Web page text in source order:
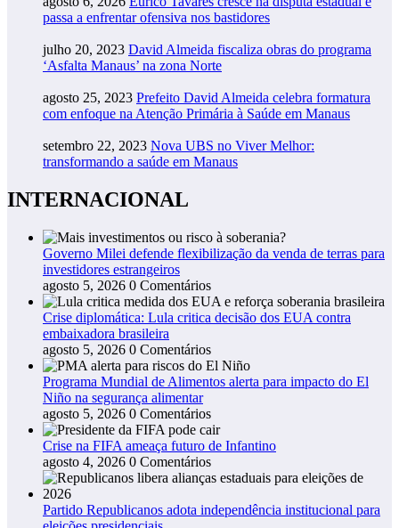
passa a enfrentar ofensiva nos bastidores
julho 20, 2023 David Almeida fiscaliza obras do programa
‘Asfalta Manaus’ na zona Norte
agosto 25, 2023 Prefeito David Almeida celebra formatura
com enfoque na Atenção Primária à Saúde em Manaus
setembro 22, 2023 Nova UBS no Viver Melhor:
transformando a saúde em Manaus
INTERNACIONAL
Governo Milei defende flexibilização da venda de terras para
investidores estrangeiros
agosto 5, 2026 0 Comentários
Crise diplomática: Lula critica decisão dos EUA contra
embaixadora brasileira
agosto 5, 2026 0 Comentários
Programa Mundial de Alimentos alerta para impacto do El
Niño na segurança alimentar
agosto 5, 2026 0 Comentários
Crise na FIFA ameaça futuro de Infantino
agosto 4, 2026 0 Comentários
Partido Republicanos adota independência institucional para